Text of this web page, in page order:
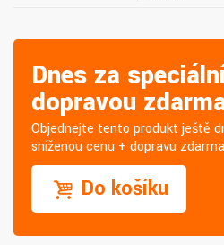
Dnes za
dopravou
Objednejte tento produkt ještě
sníženou cenu + dopravu
Do košíku